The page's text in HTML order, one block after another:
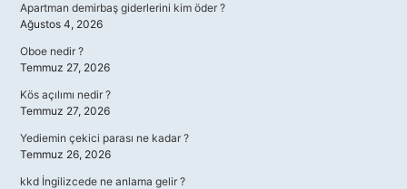
Apartman demirbaş giderlerini kim öder ?
Ağustos 4, 2026
Oboe nedir ?
Temmuz 27, 2026
Kös açılımı nedir ?
Temmuz 27, 2026
Yediemin çekici parası ne kadar ?
Temmuz 26, 2026
kkd İngilizcede ne anlama gelir ?